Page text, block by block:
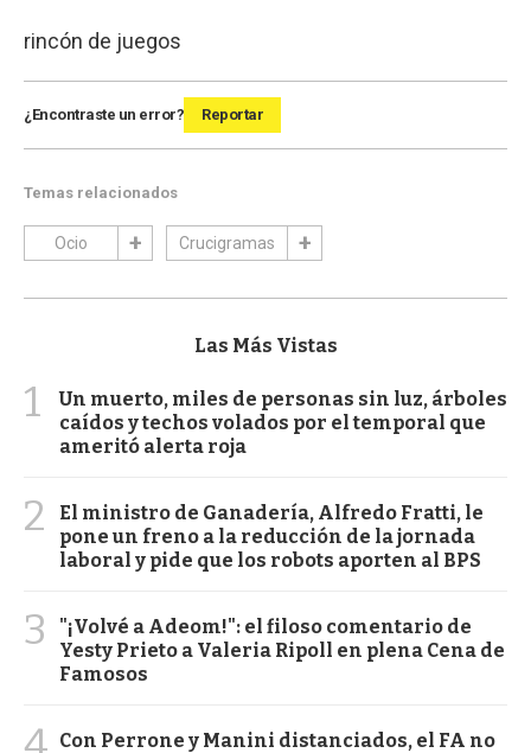
rincón de juegos
¿Encontraste un error? Reportar
Temas relacionados
Ocio Crucigramas
Las Más Vistas
1
Un muerto, miles de personas sin luz, árboles
caídos y techos volados por el temporal que
ameritó alerta roja
2
El ministro de Ganadería, Alfredo Fratti, le
pone un freno a la reducción de la jornada
laboral y pide que los robots aporten al BPS
3
"¡Volvé a Adeom!": el filoso comentario de
Yesty Prieto a Valeria Ripoll en plena Cena de
Famosos
Con Perrone y Manini distanciados, el FA no